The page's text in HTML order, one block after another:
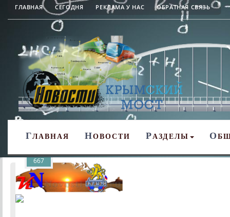
ГЛАВНАЯ СЕГОДНЯ РЕКЛАМА У НАС ОБРАТНАЯ СВЯЗЬ
ГЛАВНАЯ НОВОСТИ РАЗДЕЛЫ О
667